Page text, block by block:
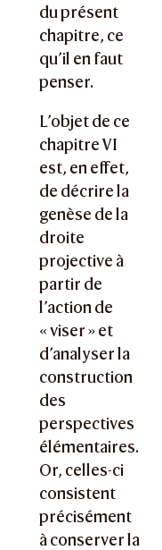
du présent
chapitre, ce
qu’il en faut
penser.
L’objet de ce
chapitre VI
est, en effet,
de décrire la
genèse de la
droite
projective à
partir de
l’action de
« viser » et
d’analyser la
construction
des
perspectives
élémentaires.
Or, celles-ci
consistent
précisément
à conserver la